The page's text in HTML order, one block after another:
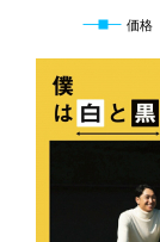
価格